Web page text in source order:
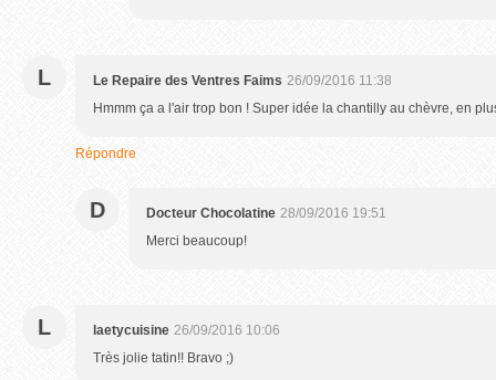
L Le Repaire des Ventres Faims 26/09/2016 11:38
Hmmm ça a l'air trop bon ! Super idée la chantilly au chèvre, en
Répondre
D Docteur Chocolatine 28/09/2016 19:51
Merci beaucoup!
L laetycuisine 26/09/2016 10:06
Très jolie tatin!! Bravo ;)